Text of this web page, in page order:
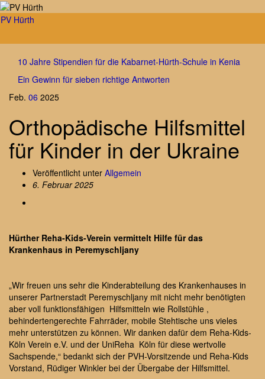
PV Hürth
10 Jahre Stipendien für die Kabarnet-Hürth-Schule in Kenia
Ein Gewinn für sieben richtige Antworten
Feb. 06 2025
Orthopädische Hilfsmittel
für Kinder in der Ukraine
Veröffentlicht unter Allgemein
6. Februar 2025
Hürther Reha-Kids-Verein vermittelt Hilfe für das
Krankenhaus in Peremyschljany
„Wir freuen uns sehr die Kinderabteilung des Krankenhauses in
unserer Partnerstadt Peremyschljany mit nicht mehr benötigten
aber voll funktionsfähigen Hilfsmitteln wie Rollstühle ,
behindertengerechte Fahrräder, mobile Stehtische uns vieles
mehr unterstützen zu können. Wir danken dafür dem Reha-Kids-
Köln Verein e.V. und der UniReha Köln für diese wertvolle
Sachspende,“ bedankt sich der PVH-Vorsitzende und Reha-Kids
Vorstand, Rüdiger Winkler bei der Übergabe der Hilfsmittel.